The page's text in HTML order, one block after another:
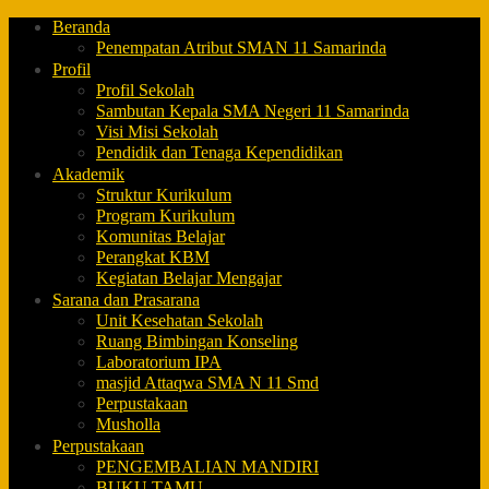
Beranda
Penempatan Atribut SMAN 11 Samarinda
Profil
Profil Sekolah
Sambutan Kepala SMA Negeri 11 Samarinda
Visi Misi Sekolah
Pendidik dan Tenaga Kependidikan
Akademik
Struktur Kurikulum
Program Kurikulum
Komunitas Belajar
Perangkat KBM
Kegiatan Belajar Mengajar
Sarana dan Prasarana
Unit Kesehatan Sekolah
Ruang Bimbingan Konseling
Laboratorium IPA
masjid Attaqwa SMA N 11 Smd
Perpustakaan
Musholla
Perpustakaan
PENGEMBALIAN MANDIRI